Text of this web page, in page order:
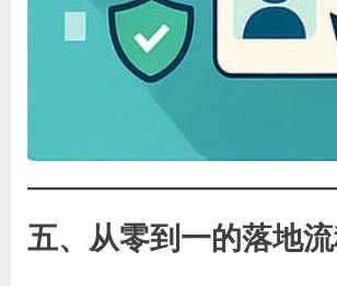
五、从零到一的落地